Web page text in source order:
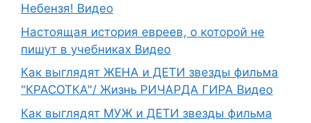
Небензя! Видео
Настоящая история евреев, о которой не
пишут в учебниках Видео
Как выглядят ЖЕНА и ДЕТИ звезды фильма
"КРАСОТКА"/ Жизнь РИЧАРДА ГИРА Видео
Как выглядят МУЖ и ДЕТИ звезды фильма